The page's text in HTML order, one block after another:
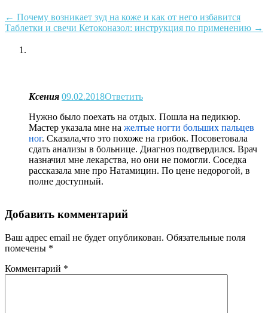
← Почему возникает зуд на коже и как от него избавится
Таблетки и свечи Кетоконазол: инструкция по применению →
Ксения 09.02.2018Ответить
Нужно было поехать на отдых. Пошла на педикюр.
Мастер указала мне на желтые ногти больших пальцев
ног. Сказала,что это похоже на грибок. Посоветовала
сдать анализы в больнице. Диагноз подтвердился. Врач
назначил мне лекарства, но они не помогли. Соседка
рассказала мне про Натамицин. По цене недорогой, в
полне доступный.
Добавить комментарий
Ваш адрес email не будет опубликован. Обязательные поля
помечены *
Комментарий *